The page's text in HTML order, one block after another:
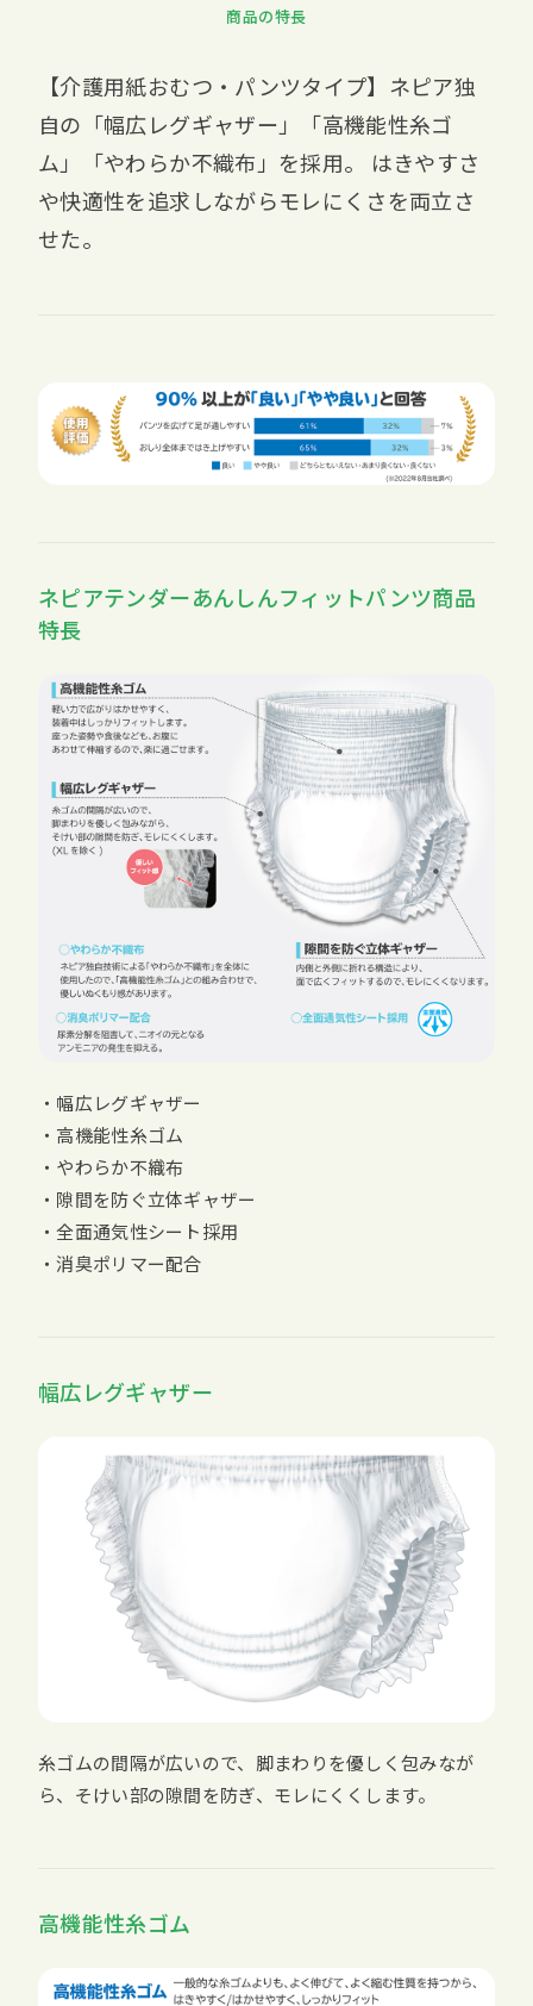
商品の特長
【介護用紙おむつ・パンツタイプ】ネピア独
自の「幅広レグギャザー」「高機能性糸ゴ
ム」「やわらか不織布」を採用。 はきやすさ
や快適性を追求しながらモレにくさを両立さ
せた。
ネピアテンダーあんしんフィットパンツ商品
特長
・幅広レグギャザー
・高機能性糸ゴム
・やわらか不織布
・隙間を防ぐ立体ギャザー
・全面通気性シート採用
・消臭ポリマー配合
幅広レグギャザー
糸ゴムの間隔が広いので、脚まわりを優しく包みなが
ら、そけい部の隙間を防ぎ、モレにくくします。
高機能性糸ゴム